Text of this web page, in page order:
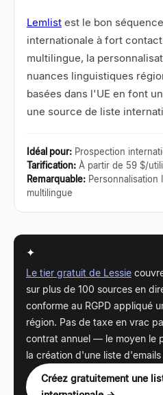
Lemlist est le bon
internationale à fort
multilingue, la
nuances linguistiques
basées dans l'UE en font
une source de liste
Idéal pour: Prospection
Tarification: À partir de 59 $/
Remarquable:
multilingue
✦
Le tier gratuit de Lessie
sur plus de 100 sources en
conforme au RGPD appliqué
région. Pas de taxe en vrac
contrat annuel — le moyen le
la création d'une liste
Créez gratuitement une